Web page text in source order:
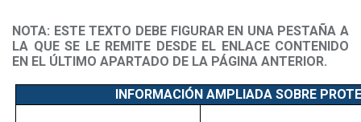
NOTA: ESTE TEXTO DEBE FIGURAR EN UNA PESTAÑA A
LA QUE SE LE REMITE DESDE EL ENLACE CONTENIDO
EN EL ÚLTIMO APARTADO DE LA PÁGINA ANTERIOR.
INFORMACIÓN AMPLIADA SOBRE